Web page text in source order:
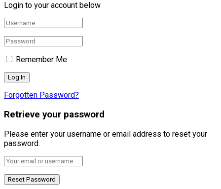
Login to your account below
Remember Me
Forgotten Password?
Retrieve your password
Please enter your username or email address to reset your
password.